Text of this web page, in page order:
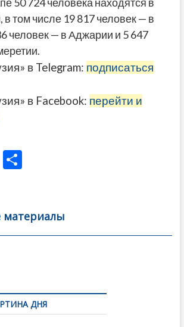
50 724 человека находятся в
том числе 19 817 человек — в
человек — в Аджарии и 5 647
в Telegram: подписаться
в Facebook: перейти и
О
а
в
материалы
ДНЯ